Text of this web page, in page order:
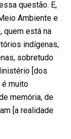
questão. E,
Ambiente e
quem está na
indígenas,
sobretudo
[dos
é muito
memória, de
[a realidade